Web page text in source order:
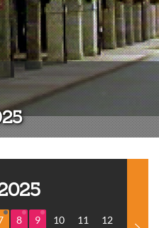
8 9 10 11
12